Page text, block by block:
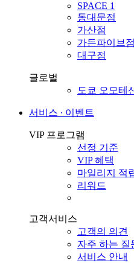
SPACE 1
동대문점
가산점
가든파이브점
대구점
글로벌
도쿄 오모테
서비스 ∙ 이벤트
VIP 프로그램
선정 기준
VIP 혜택
마일리지 적
리워드
고객서비스
고객의 의견
자주 하는 질
서비스 안내